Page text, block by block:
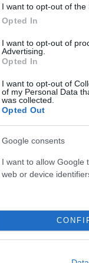
I want to opt-out of the
Opted In
I want to opt-out of
Advertising.
Opted In
I want to opt-out of
of my Personal Data
was collected.
Opted Out
Google consents
I want to allow Google
web or device
η φιλική
συμβεί στην